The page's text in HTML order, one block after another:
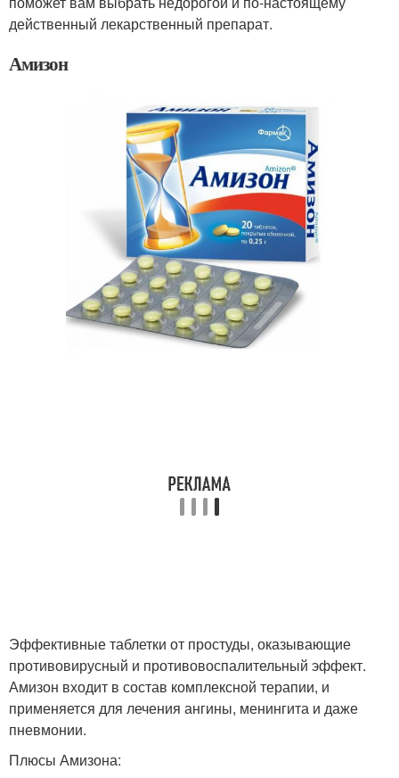
действенный лекарственный препарат.
Амизон
Эффективные таблетки от простуды, оказывающие
противовирусный и противовоспалительный эффект.
Амизон входит в состав комплексной терапии, и
применяется для лечения ангины, менингита и даже
пневмонии.
Плюсы Амизона: